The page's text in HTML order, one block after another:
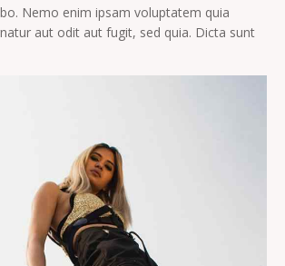
Nemo enim ipsam voluptatem quia
aut odit aut fugit, sed quia. Dicta sunt